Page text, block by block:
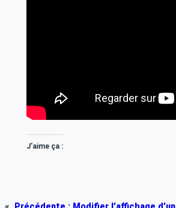
J’aime ça :